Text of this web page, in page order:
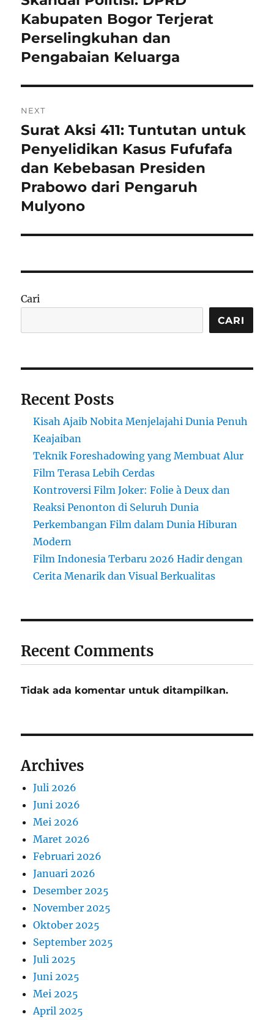
post:
Kabupaten Bogor Terjerat
Perselingkuhan dan
Pengabaian Keluarga
NEXT
Next
post:
Surat Aksi 411: Tuntutan untuk
Penyelidikan Kasus Fufufafa
dan Kebebasan Presiden
Prabowo dari Pengaruh
Mulyono
Cari
CARI
Recent Posts
Kisah Ajaib Nobita Menjelajahi Dunia Penuh
Keajaiban
Teknik Foreshadowing yang Membuat Alur
Film Terasa Lebih Cerdas
Kontroversi Film Joker: Folie à Deux dan
Reaksi Penonton di Seluruh Dunia
Perkembangan Film dalam Dunia Hiburan
Modern
Film Indonesia Terbaru 2026 Hadir dengan
Cerita Menarik dan Visual Berkualitas
Recent Comments
Tidak ada komentar untuk ditampilkan.
Archives
Juli 2026
Juni 2026
Mei 2026
Maret 2026
Februari 2026
Januari 2026
Desember 2025
November 2025
Oktober 2025
September 2025
Juli 2025
Juni 2025
Mei 2025
April 2025